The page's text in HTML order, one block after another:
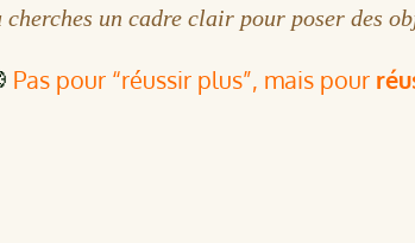
cherches un cadre clair pour poser des
Pas pour “réussir plus”, mais pour